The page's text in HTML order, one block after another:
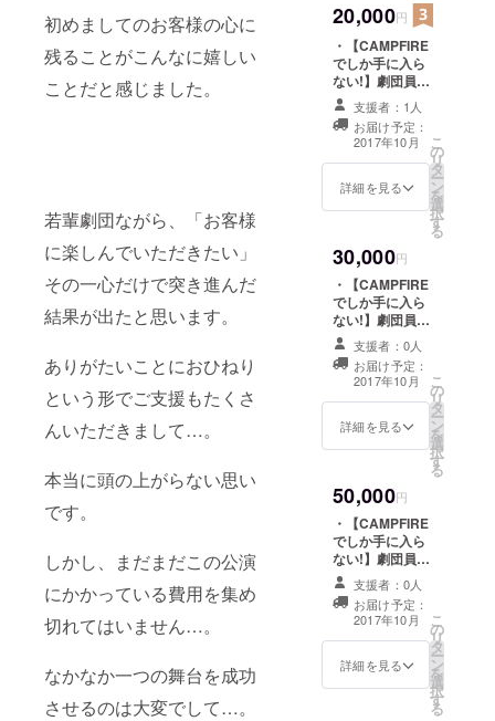
初めましてのお客様の心に
残ることがこんなに嬉しい
ことだと感じました。
若輩劇団ながら、「お客様
に楽しんでいただきたい」
その一心だけで突き進んだ
結果が出たと思います。
ありがたいことにおひねり
という形でご支援もたくさ
んいただきまして…。
本当に頭の上がらない思い
です。
しかし、まだまだこの公演
にかかっている費用を集め
切れてはいません…。
なかなか一つの舞台を成功
させるのは大変でして…。
Ｚ ライブ
ショー’17夏」ド
キュメント
DVD！
20,000円
・【CAMPFIRE
でしか手に入ら
ない!】劇団員５
名それぞれのサ
イン入り・非売
品ブロマイド ・
ホームページに
スペシャルサン
クスとしてお名
Ｚ ライブ
ショー’17夏」ド
キュメント
DVD！ ・ジャン
クＺのコアな
ファン垂涎！今
回限りの発行！
大盛況新聞！
支援者：1人
お届け予定：
2017年10月
詳細を見る
こ
の
リ
タ
ー
ン
を
選
択
す
る
30,000円
・【CAMPFIRE
でしか手に入ら
ない!】劇団員５
名それぞれのサ
イン入り・非売
品ブロマイド ・
ホームページに
スペシャルサン
クスとしてお名
Ｚ ライブ
ショー’17夏」ド
キュメント
DVD！ ・ジャン
クＺのコアな
ファン垂涎！今
回限りの発行！
大盛況新聞！ ・
劇団Ｔシャツ
支援者：0人
お届け予定：
2017年10月
詳細を見る
こ
の
リ
タ
ー
ン
を
選
択
す
る
50,000円
・【CAMPFIRE
でしか手に入ら
ない!】劇団員５
名それぞれのサ
イン入り・非売
品ブロマイド ・
ホームページに
スペシャルサン
クスとしてお名
支援者：0人
お届け予定：
2017年10月
詳細を見る
こ
の
リ
タ
ー
ン
を
選
択
す
る